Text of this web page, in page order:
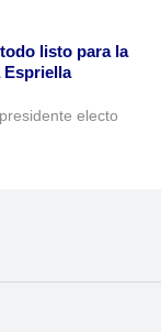
listo para la
Espriella
electo